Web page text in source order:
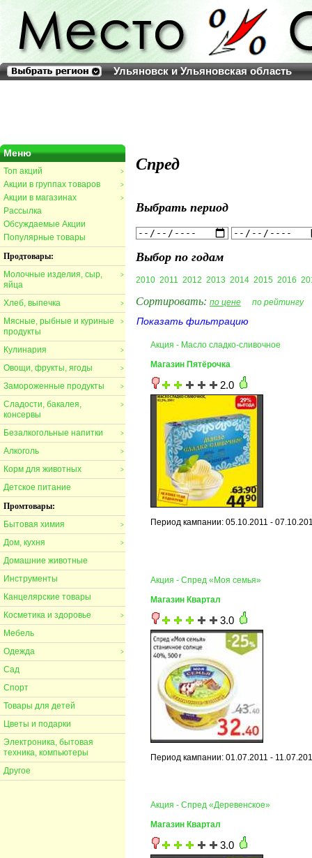
Ульяновск и Ульяновская область
Меню
>
Топ акций
>
Акции в группах товаров
>
Акции в магазинах
Рассылка
Обсуждаемые Акции
Популярные товары
Продтовары:
>
Молочные изделия, сыр,
яйца
>
Хлеб, выпечка
>
Мясные, рыбные и куриные
продукты
>
Кулинария
>
Овощи, фрукты, ягоды
>
Замороженные продукты
>
Сладости, бакалея,
консервы
>
Безалкогольные напитки
>
Алкоголь
>
Корм для животных
Детское питание
Промтовары:
>
Бытовая химия
>
Дом, кухня
Домашние животные
Инструменты
Канцелярские товары
>
Косметика и здоровье
Мебель
>
Одежда
Сад
Спорт
Товары для детей
Цветы и подарки
Электроника, бытовая
техника, компьютеры
Другое
Спред
Выбрать период
Выбор по годам
2010 2011 2012 2013 2014 2015 2016
Сортировать: по цене по рейтингу
Показать фильтрацию
Акция - Масло сладко-сливочное
Магазин Пятёрочка
2.0
Период кампании: 05.10.2011 -
Акция - Спред «Моя семья»
Магазин Квартал
3.0
Период кампании: 01.07.2011 -
Акция - Спред «Деревенское»
Магазин Квартал
3.0